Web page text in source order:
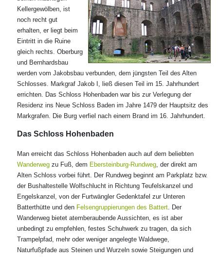
Kellergewölben, ist
noch recht gut
erhalten, er liegt beim
Eintritt in die Ruine
gleich rechts. Oberburg
und Bernhardsbau
werden vom Jakobsbau verbunden, dem jüngsten Teil des Alten
Schlosses. Markgraf Jakob I, ließ diesen Teil im 15. Jahrhundert
errichten. Das Schloss Hohenbaden war bis zur Verlegung der
Residenz ins Neue Schloss Baden im Jahre 1479 der Hauptsitz des
Markgrafen. Die Burg verfiel nach einem Brand im 16. Jahrhundert.
Das Schloss Hohenbaden
Man erreicht das Schloss Hohenbaden auch auf dem beliebten
Wanderweg zu Fuß, dem Ebersteinburg-Rundweg, der direkt am
Alten Schloss vorbei führt. Der Rundweg beginnt am Parkplatz bzw.
der Bushaltestelle Wolfschlucht in Richtung Teufelskanzel und
Engelskanzel, von der Furtwängler Gedenktafel zur Unteren
Batterthütte und den Felsengruppierungen des Battert. Der
Wanderweg bietet atemberaubende Aussichten, es ist aber
unbedingt zu empfehlen, festes Schuhwerk zu tragen, da sich
Trampelpfad, mehr oder weniger angelegte Waldwege,
Naturfußpfade aus Steinen und Wurzeln sowie Steigungen und